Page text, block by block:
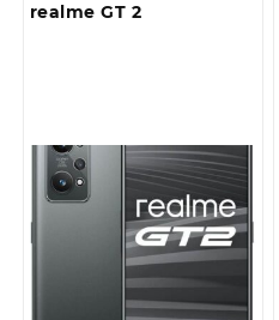
realme GT 2